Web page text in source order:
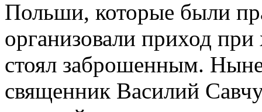
Польши, которые были
организовали приход
стоял заброшенным.
священник Василий